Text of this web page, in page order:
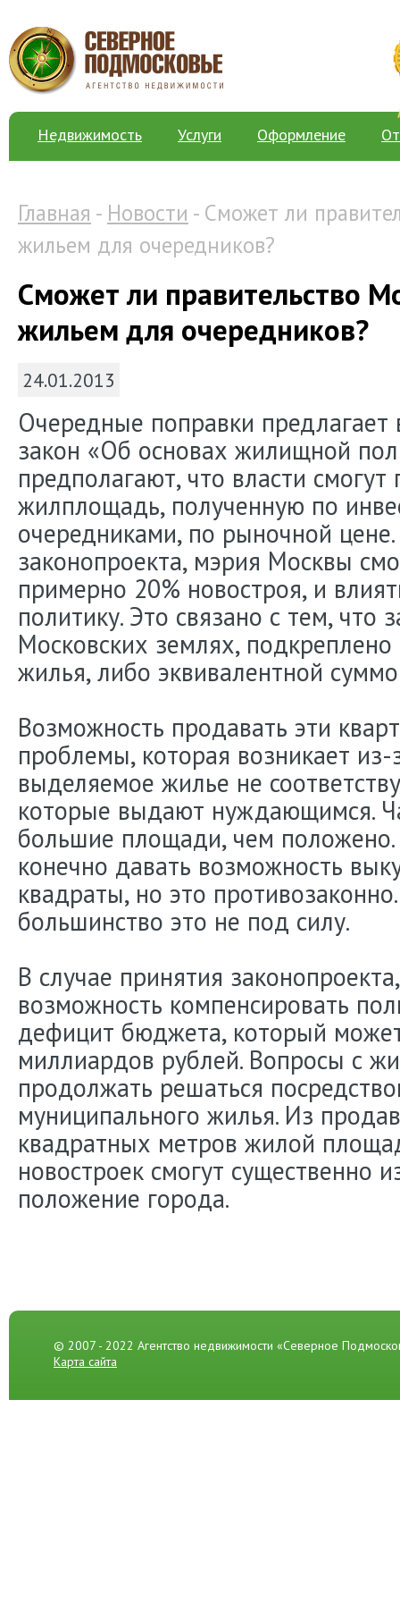
Недвижимость Услуги Оформление
Главная - Новости - Сможет ли
жильем для очередников?
Сможет ли правительство
жильем для очередников?
24.01.2013
Очередные поправки
закон «Об основах жилищной
предполагают, что власти смогут
жилплощадь, полученную по
очередниками, по рыночной
законопроекта, мэрия Москвы
примерно 20% новостроя, и
политику. Это связано с тем, что
Московских землях,
жилья, либо эквивалентной
Возможность продавать эти
проблемы, которая возникает из-
выделяемое жилье не
которые выдают нуждающимся.
большие площади, чем
конечно давать возможность
квадраты, но это
большинство это не под силу.
В случае принятия
возможность компенсировать
дефицит бюджета, который
миллиардов рублей. Вопросы с
продолжать решаться
муниципального жилья. Из
квадратных метров жилой
новостроек смогут существенно
положение города.
© 2007 - 2022 Агентство недвижимости «Северное
Карта сайта